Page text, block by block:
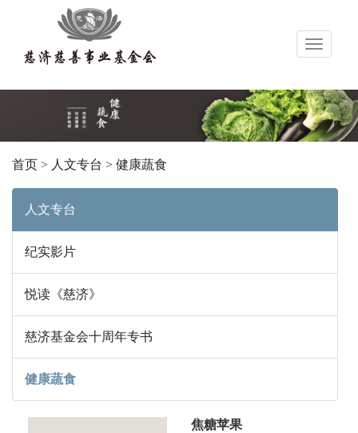
导
首页 > 人文专台 > 健康蔬食
人文专台
纪实影片
悦读《慈济》
慈济基金会十周年专书
健康蔬食
焦糖苹果